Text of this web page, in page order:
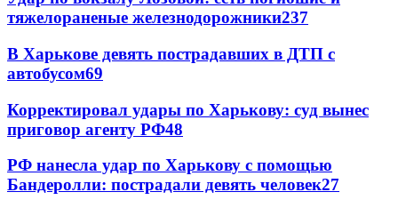
тяжелораненые железнодорожники237
В Харькове девять пострадавших в ДТП с
автобусом69
Корректировал удары по Харькову: суд вынес
приговор агенту РФ48
РФ нанесла удар по Харькову с помощью
Бандеролли: пострадали девять человек27